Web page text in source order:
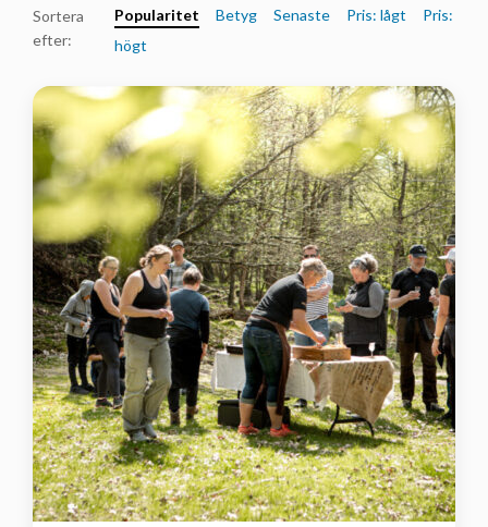
Sortera
efter:
Popularitet Betyg Senaste Pris: lågt
Pris:
högt